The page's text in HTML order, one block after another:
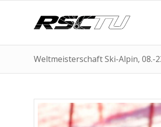
Weltmeisterschaft Ski-Alpin, 08.-